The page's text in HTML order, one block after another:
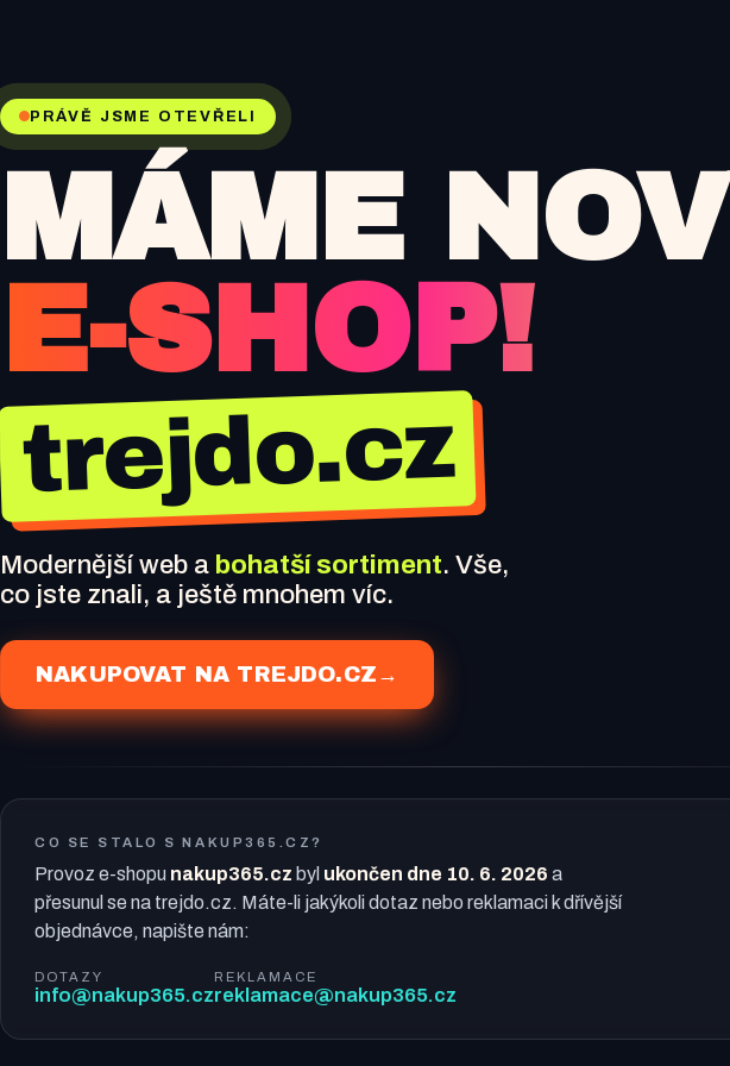
PRÁVĚ JSME OTEVŘELI
MÁME
E-SHOP!
trejdo.cz
Modernější web a bohatší sortiment. Vše,
co jste znali, a ještě mnohem víc.
NAKUPOVAT NA TREJDO.CZ →
CO SE STALO S NAKUP365.CZ?
Provoz e-shopu nakup365.cz byl ukončen dne 10. 6. 2026 a
přesunul se na trejdo.cz. Máte-li jakýkoli dotaz nebo reklamaci k dřívější
objednávce, napište nám:
DOTAZY
info@nakup365.cz
REKLAMACE
reklamace@nakup365.cz